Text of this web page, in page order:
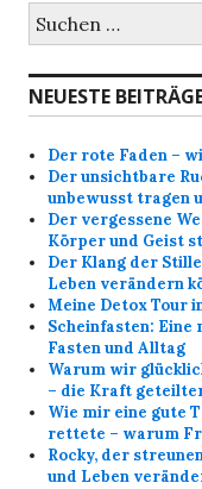
Suche
nach:
NEUESTE
Der rote Faden –
Der unsichtbare
unbewusst tragen
Der vergessene
Körper und Geist
Der Klang der
Leben verändern
Meine Detox Tour
Scheinfasten:
Fasten und Alltag
Warum wir
– die Kraft
Wie mir eine gute
rettete – warum
Rocky, der
und Leben